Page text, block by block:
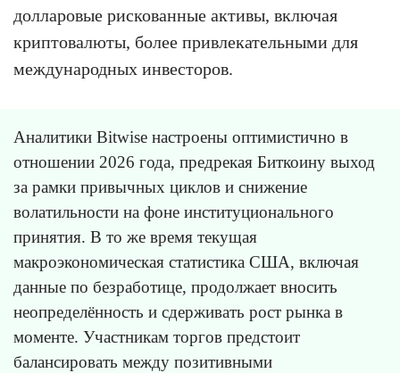
долларовые рискованные активы, включая
криптовалюты, более привлекательными для
международных инвесторов.
Аналитики Bitwise настроены оптимистично в
отношении 2026 года, предрекая Биткоину выход
за рамки привычных циклов и снижение
волатильности на фоне институционального
принятия. В то же время текущая
макроэкономическая статистика США, включая
данные по безработице, продолжает вносить
неопределённость и сдерживать рост рынка в
моменте. Участникам торгов предстоит
балансировать между позитивными